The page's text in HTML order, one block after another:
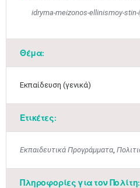
idryma-meizonos-ellinismoy-stin-
Θέμα:
Εκπαίδευση (γενικά)
Ετικέτες:
Εκπαιδευτικά Προγράμματα,
Πληροφορίες για τον Πολίτη: